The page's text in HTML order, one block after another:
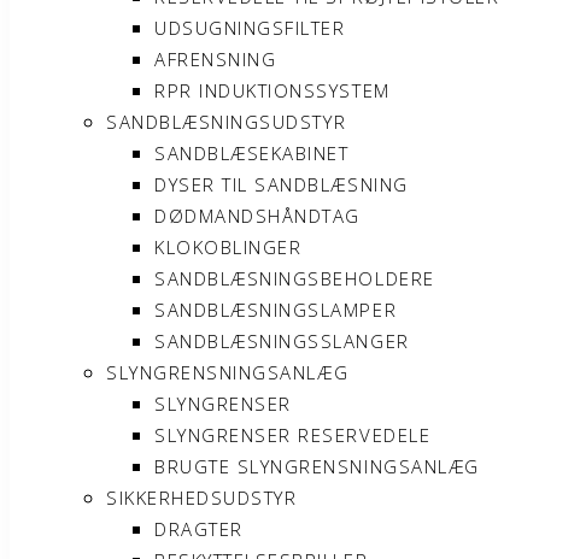
UDSUGNINGSFILTER
AFRENSNING
RPR INDUKTIONSSYSTEM
SANDBLÆSNINGSUDSTYR
SANDBLÆSEKABINET
DYSER TIL SANDBLÆSNING
DØDMANDSHÅNDTAG
KLOKOBLINGER
SANDBLÆSNINGSBEHOLDERE
SANDBLÆSNINGSLAMPER
SANDBLÆSNINGSSLANGER
SLYNGRENSNINGSANLÆG
SLYNGRENSER
SLYNGRENSER RESERVEDELE
BRUGTE SLYNGRENSNINGSANLÆG
SIKKERHEDSUDSTYR
DRAGTER